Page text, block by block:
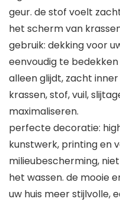
geur. de stof voelt
het scherm van
gebruik: dekking voor
eenvoudig te
alleen glijdt, zacht
krassen, stof, vuil,
maximaliseren.
perfecte decoratie:
kunstwerk, printing en
milieubescherming,
het wassen. de mooie
uw huis meer stijlvolle,